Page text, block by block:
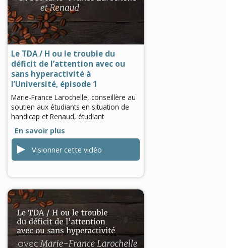
0
seconds
of
0
seconds
Le TDA / H ou le trouble du
déficit de l’attention avec ou
sans hyperactivité à
l’Université, épisode 1
Marie-France Larochelle, conseillère au
soutien aux étudiants en situation de
handicap et Renaud, étudiant
En savoir plus
Visionner cette vidéo